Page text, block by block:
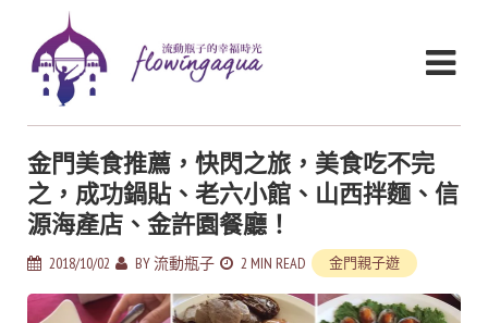
金門美食推薦，快閃之旅，美食吃不完
之，成功鍋貼、老六小館、山西拌麵、信
源海產店、金許園餐廳！
2018/10/02 BY流動瓶子 2 MIN READ 金門親子遊